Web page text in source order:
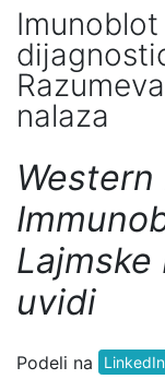
nalaza
uvidi
Podeli na LinkedIn